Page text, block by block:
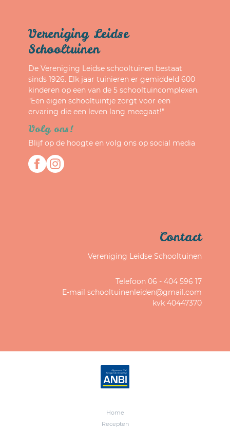
Vereniging Leidse
Schooltuinen
De Vereniging Leidse schooltuinen bestaat
sinds 1926. Elk jaar tuinieren er gemiddeld 600
kinderen op een van de 5 schooltuincomplexen.
"Een eigen schooltuintje zorgt voor een
ervaring die een leven lang meegaat!"
Volg ons!
Blijf op de hoogte en volg ons op social media
Contact
Vereniging Leidse Schooltuinen
Telefoon 06 - 404 596 17
E-mail schooltuinenleiden@gmail.com
kvk 40447370
Home
Recepten